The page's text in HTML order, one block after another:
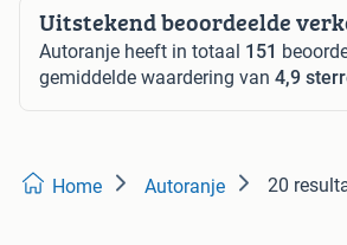
Uitstekend beoordeelde
Autoranje heeft in totaal 151
gemiddelde waardering van 4,9
Home Autoranje 20